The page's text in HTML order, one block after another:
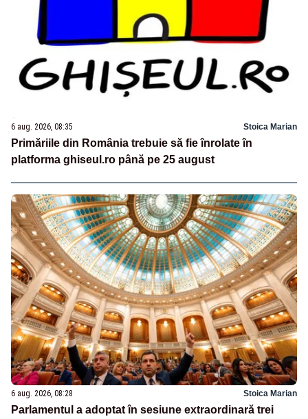
6 aug. 2026, 08:35 Stoica Marian
Primăriile din România trebuie să fie înrolate în
platforma ghiseul.ro până pe 25 august
6 aug. 2026, 08:28 Stoica Marian
Parlamentul a adoptat în sesiune extraordinară trei